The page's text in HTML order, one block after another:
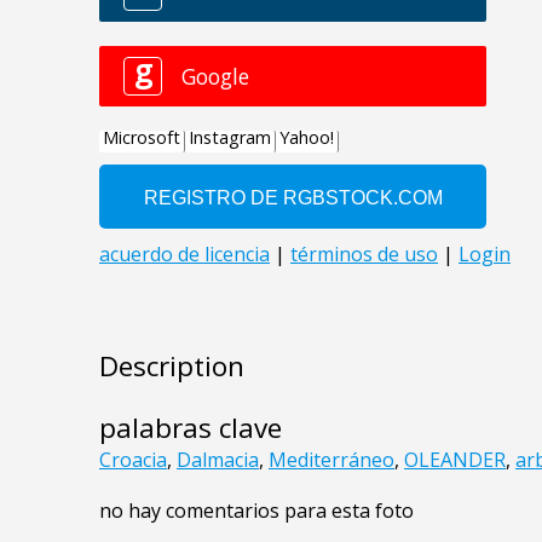
Description
palabras clave
Croacia, Dalmacia, Mediterráneo, OLEANDER,
no hay comentarios para esta foto